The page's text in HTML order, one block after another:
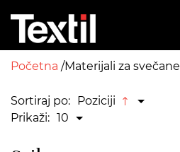
Početna Materijali za
Sortiraj po: Poziciji
Prikaži: 10